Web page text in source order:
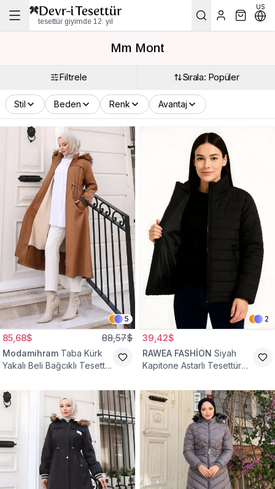
tesettür giyimde 12. yıl
US
Mm Mont
Filtrele Sırala: Popüler
Stil Beden Renk Avantaj
5
85,68$ 88,57$
Modamihram Taba Kürk
Yakalı Beli Bağcıklı Tesettür
2
39,42$
RAWEA FASHİON Siyah
Kapitone Astarlı Tesettür